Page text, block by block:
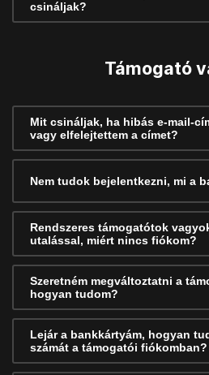
csináljak?
Támogató
Mit csináljak, ha hibás e-mail-
vagy elfelejtettem a címet?
Nem tudok bejelentkezni, mi a
Rendszeres támogatótok
utalással, miért nincs fiókom?
Szeretném megváltoztatni a
hogyan tudom?
Lejár a bankkártyám, hogyan
számát a támogatói fiókomban?